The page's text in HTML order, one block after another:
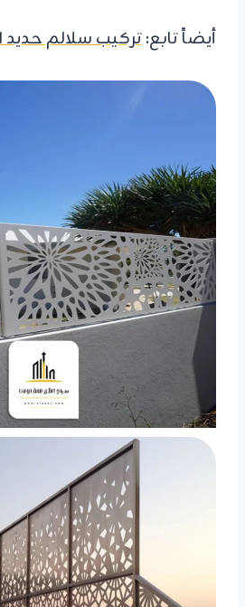
أيضاً تابع:تركيب سلالم حديد